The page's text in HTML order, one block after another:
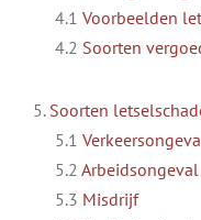
4.1 Voorbeelden
4.2 Soorten
5. Soorten
5.1
5.2 Arbeidsongeval
5.3 Misdrijf